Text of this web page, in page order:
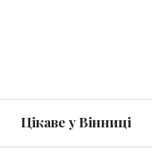
Цікаве у Вінниці